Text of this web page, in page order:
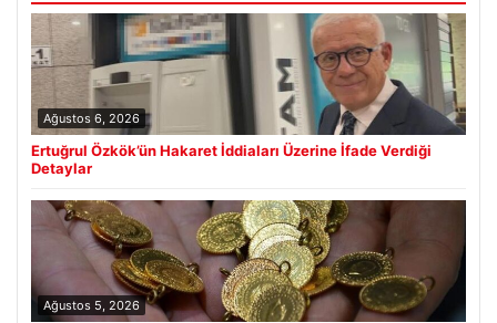
Ağustos 6, 2026
Ertuğrul Özkök’ün Hakaret İddiaları Üzerine İfade Verdiği
Detaylar
Ağustos 5, 2026